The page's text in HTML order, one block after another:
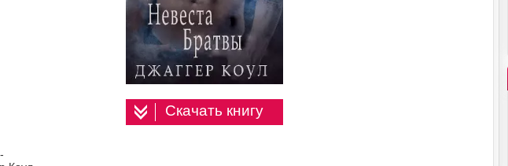
Скачать книгу
-